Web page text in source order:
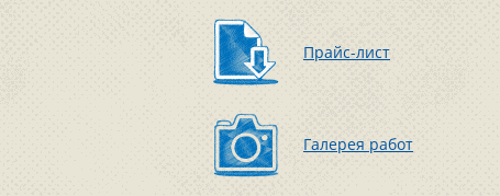
Прайс-лист
Галерея работ